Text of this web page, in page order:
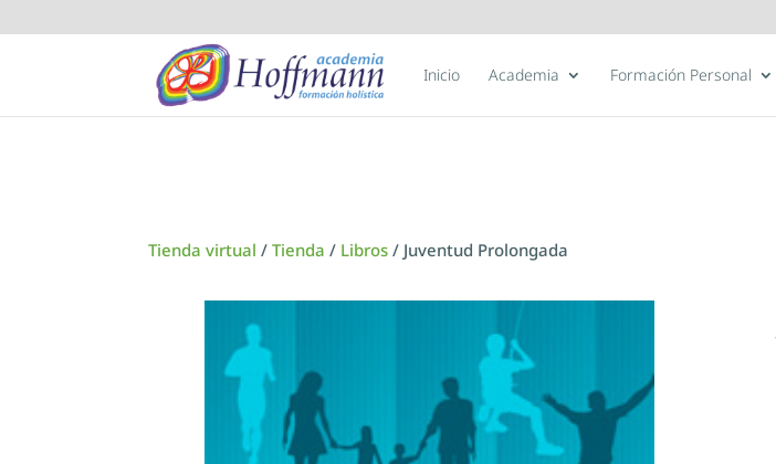
Inicio Academia Formación Personal
Tienda virtual /Tienda / Libros / Juventud Prolongada